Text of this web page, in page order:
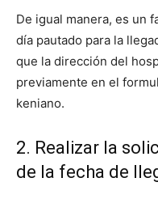
De igual manera, es un
día pautado para la
que la dirección del
previamente en el
keniano.
2. Realizar la
de la fecha de